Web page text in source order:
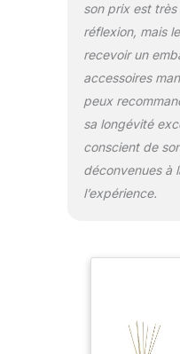
son prix est
réflexion, mais
recevoir un
accessoires
peux
sa longévité
conscient de
déconvenues à
l’expérience.